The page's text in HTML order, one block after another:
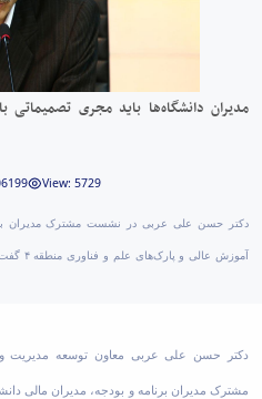
مدیران دانشگاه‌ها باید مجری تصمیماتی
View: 5729
دکتر حسن علی عربی در نشست مشترک مدیران
آموزش
دکتر حسن علی عربی معاون توسعه مدیریت
مشترک مدیران برنامه و بودجه، مدیران مالی